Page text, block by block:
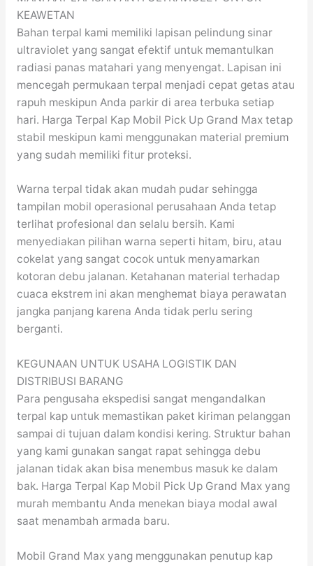
KEAWETAN
Bahan terpal kami memiliki lapisan pelindung sinar
ultraviolet yang sangat efektif untuk memantulkan
radiasi panas matahari yang menyengat. Lapisan ini
mencegah permukaan terpal menjadi cepat getas atau
rapuh meskipun Anda parkir di area terbuka setiap
hari. Harga Terpal Kap Mobil Pick Up Grand Max tetap
stabil meskipun kami menggunakan material premium
yang sudah memiliki fitur proteksi.
Warna terpal tidak akan mudah pudar sehingga
tampilan mobil operasional perusahaan Anda tetap
terlihat profesional dan selalu bersih. Kami
menyediakan pilihan warna seperti hitam, biru, atau
cokelat yang sangat cocok untuk menyamarkan
kotoran debu jalanan. Ketahanan material terhadap
cuaca ekstrem ini akan menghemat biaya perawatan
jangka panjang karena Anda tidak perlu sering
berganti.
KEGUNAAN UNTUK USAHA LOGISTIK DAN
DISTRIBUSI BARANG
Para pengusaha ekspedisi sangat mengandalkan
terpal kap untuk memastikan paket kiriman pelanggan
sampai di tujuan dalam kondisi kering. Struktur bahan
yang kami gunakan sangat rapat sehingga debu
jalanan tidak akan bisa menembus masuk ke dalam
bak. Harga Terpal Kap Mobil Pick Up Grand Max yang
murah membantu Anda menekan biaya modal awal
saat menambah armada baru.
Mobil Grand Max yang menggunakan penutup kap